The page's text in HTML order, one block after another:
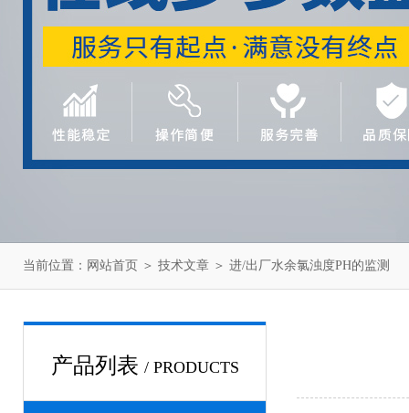
当前位置： 网站首页 ＞ 技术文章 ＞ 进/出厂水余氯浊度PH的监测
产品列表 / PRODUCTS